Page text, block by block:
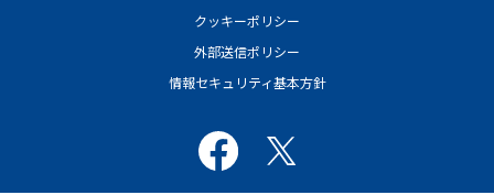
クッキーポリシー
外部送信ポリシー
情報セキュリティ基本方針